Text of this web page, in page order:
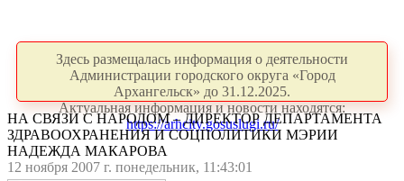
Здесь размещалась информация о деятельности
Администрации городского округа «Город
Архангельск» до 31.12.2025.
Актуальная информация и новости находятся:
https://arhcity.gosuslugi.ru/
НА СВЯЗИ С НАРОДОМ – ДИРЕКТОР ДЕПАРТАМЕНТА
ЗДРАВООХРАНЕНИЯ И СОЦПОЛИТИКИ МЭРИИ
НАДЕЖДА МАКАРОВА
12 ноября 2007 г. понедельник, 11:43:01